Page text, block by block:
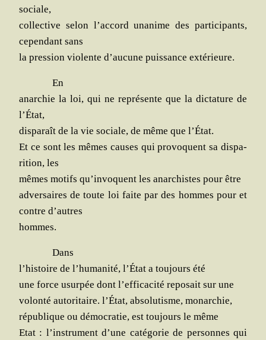
sociale,
col­lec­tive selon l’accord una­nime des par­ti­ci­pants,
cepen­dant sans
la pres­sion vio­lente d’aucune puis­sance extérieure.
En
anar­chie la loi, qui ne repré­sente que la dic­ta­ture de
l’État,
dis­pa­raît de la vie sociale, de même que l’État.
Et ce sont les mêmes causes qui pro­voquent sa dis­pa­
ri­tion, les
mêmes motifs qu’invoquent les anar­chistes pour être
adver­saires de toute loi faite par des hommes pour et
contre d’autres
hommes.
Dans
l’histoire de l’humanité, l’État a tou­jours été
une force usur­pée dont l’efficacité repo­sait sur une
volon­té auto­ri­taire. l’État, abso­lu­tisme, monarchie,
répu­blique ou démo­cra­tie, est tou­jours le même
Etat : l’instrument d’une caté­go­rie de per­sonnes qui